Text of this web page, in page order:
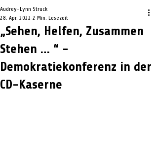
„Sehen, Helfen, Zusammen
Stehen … “ -
Demokratiekonferenz in der
CD-Kaserne
Audrey-Lynn Struck
28. Apr. 2022 2 Min. Lesezeit